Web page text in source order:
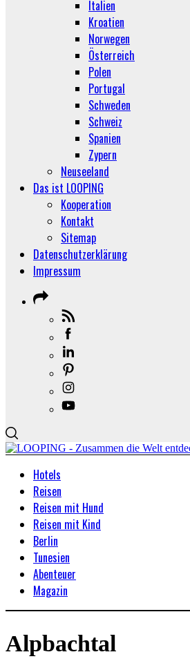
Italien
Kroatien
Norwegen
Österreich
Polen
Portugal
Schweden
Schweiz
Spanien
Zypern
Neuseeland
Das ist LOOPING
Kooperation
Kontakt
Sitemap
Datenschutzerklärung
Impressum
Hotels
Reisen
Reisen mit Hund
Reisen mit Kind
Berlin
Tunesien
Abenteuer
Magazin
Alpbachtal